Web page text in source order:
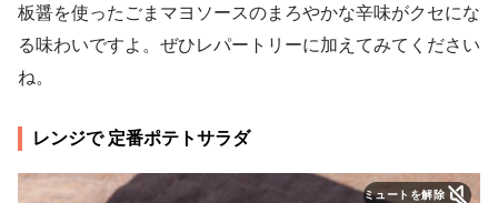
板醤を使ったごまマヨソースのまろやかな辛味がクセにな
る味わいですよ。ぜひレパートリーに加えてみてください
ね。
レンジで 定番ポテトサラダ
ミュートを解除